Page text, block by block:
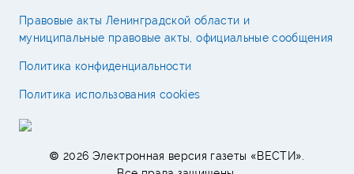
Правовые акты Ленинградской области и
муниципальные правовые акты, официальные сообщения
Политика конфиденциальности
Политика использования cookies
© 2026 Электронная версия газеты «ВЕСТИ».